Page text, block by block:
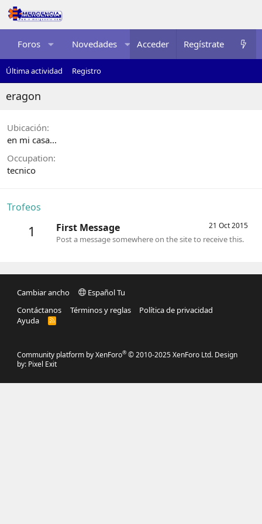
Foros Novedades Multimedia Recursos
Acceder Regístrate
Última actividad Registro
eragon
Ubicación
en mi casa...
Occupation
tecnico
Trofeos
1 21 Oct 2015
First Message
Post a message somewhere on the site to receive this.
Cambiar ancho
Español Tu
Contáctanos
Términos y reglas
Política de privacidad
Ayuda
R
S
Community platform by XenForo® © 2010-2025 XenForo Ltd. Design
by: Pixel Exit